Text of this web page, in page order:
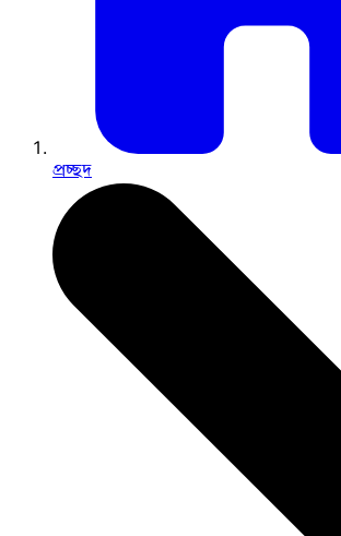
প্রচ্ছদ